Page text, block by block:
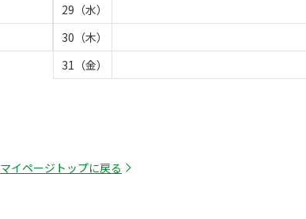
29（水）
30（木）
31（金）
マイページトップに戻る